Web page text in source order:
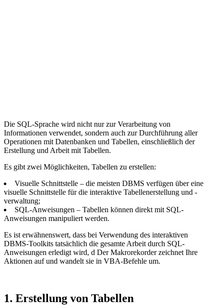
Die SQL-Sprache wird nicht nur zur Verarbeitung von
Informationen verwendet, sondern auch zur Durchführung aller
Operationen mit Datenbanken und Tabellen, einschließlich der
Erstellung und Arbeit mit Tabellen.
Es gibt zwei Möglichkeiten, Tabellen zu erstellen:
Visuelle Schnittstelle – die meisten DBMS verfügen über eine
visuelle Schnittstelle für die interaktive Tabellenerstellung und -
verwaltung;
SQL-Anweisungen – Tabellen können direkt mit SQL-
Anweisungen manipuliert werden.
Es ist erwähnenswert, dass bei Verwendung des interaktiven
DBMS-Toolkits tatsächlich die gesamte Arbeit durch SQL-
Anweisungen erledigt wird, d Der Makrorekorder zeichnet Ihre
Aktionen auf und wandelt sie in VBA-Befehle um.
1. Erstellung von Tabellen